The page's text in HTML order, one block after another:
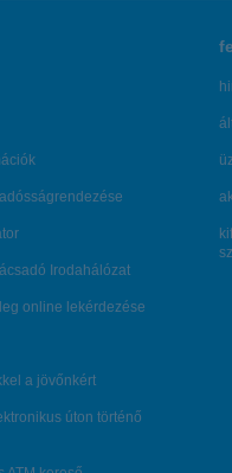
Irodahálózat
online lekérdezése
a jövőnkért
úton történő